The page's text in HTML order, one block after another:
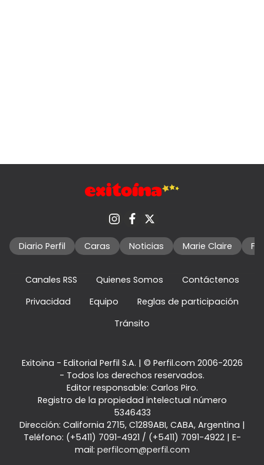
Diario Perfil Caras Noticias Marie Claire
Canales RSS Quienes Somos
Contáctenos
Privacidad
Equipo
Reglas de participación
Tránsito
Exitoina - Editorial Perfil S.A. | © Perfil.com 2006-2026
- Todos los derechos reservados.
Editor responsable: Carlos Piro.
Registro de la propiedad intelectual número
5346433
Dirección: California 2715, C1289ABI, CABA, Argentina |
Teléfono: (+5411) 7091-4921 / (+5411) 7091-4922| E-
mail: perfilcom@perfil.com